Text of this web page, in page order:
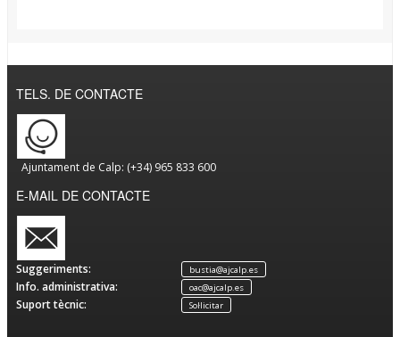
TELS. DE CONTACTE
Ajuntament de Calp: (+34) 965 833 600
E-MAIL DE CONTACTE
Suggeriments: bustia@ajcalp.es
Info. administrativa: oac@ajcalp.es
Suport tècnic: Sol·licitar